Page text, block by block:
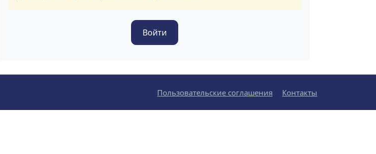
Пользовательские соглашения Контакты